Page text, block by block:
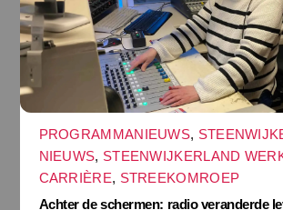
PROGRAMMANIEUWS,
NIEUWS, STEENWIJKERLAND
CARRIÈRE, STREEKOMROEP
Achter de schermen: radio veranderde